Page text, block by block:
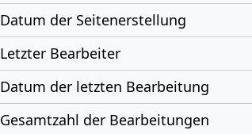
Datum der Seitenerstellung
Letzter Bearbeiter
Datum der letzten Bearbeitung
Gesamtzahl der Bearbeitungen